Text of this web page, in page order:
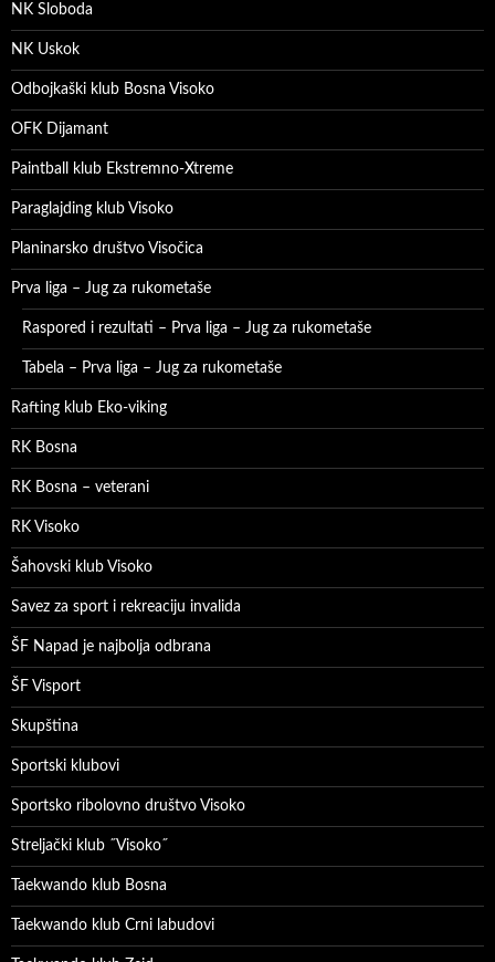
NK Sloboda
NK Uskok
Odbojkaški klub Bosna Visoko
OFK Dijamant
Paintball klub Ekstremno-Xtreme
Paraglajding klub Visoko
Planinarsko društvo Visočica
Prva liga – Jug za rukometaše
Raspored i rezultati – Prva liga – Jug za rukometaše
Tabela – Prva liga – Jug za rukometaše
Rafting klub Eko-viking
RK Bosna
RK Bosna – veterani
RK Visoko
Šahovski klub Visoko
Savez za sport i rekreaciju invalida
ŠF Napad je najbolja odbrana
ŠF Visport
Skupština
Sportski klubovi
Sportsko ribolovno društvo Visoko
Streljački klub ˝Visoko˝
Taekwando klub Bosna
Taekwando klub Crni labudovi